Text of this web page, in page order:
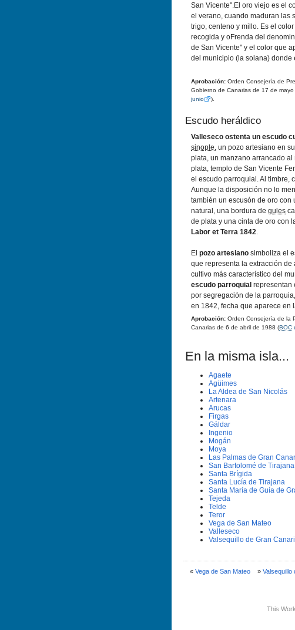
San Vicente".El oro viejo es el
el verano, cuando maduran las
trigo, centeno y millo. Es el
recogida y oFrenda del
de San Vicente" y el color que
del municipio (la solana) donde
Aprobación: Orden Consejerí­a de
Gobierno de Canarias de 17 de
junio
).
Escudo heráldico
Valleseco ostenta un escudo
sinople, un pozo artesiano en
plata, un manzano arrancado al
plata, templo de San Vicente
el escudo parroquial. Al timbre,
Aunque la disposición no lo
también un escusón de oro con
natural, una bordura de gules
de plata y una cinta de oro con
Labor et Terra 1842.
El pozo artesiano simboliza el
que representa la extracción de
cultivo más caracterí­stico del
escudo parroquial representan
por segregación de la
en 1842, fecha que aparece en
Aprobación: Orden Consejerí­a de la
Canarias de 6 de abril de 1988 (BOC
En la misma isla...
Agaete
Agüimes
La Aldea de San Nicolás
Artenara
Arucas
Firgas
Gáldar
Ingenio
Mogán
Moya
Las Palmas de Gran
San Bartolomé de Tirajana
Santa Brí­gida
Santa Lucí­a de Tirajana
Santa Marí­a de Guí­a de
Tejeda
Telde
Teror
Vega de San Mateo
Valleseco
Valsequillo de Gran
« Vega de San Mateo» Valsequillo
This